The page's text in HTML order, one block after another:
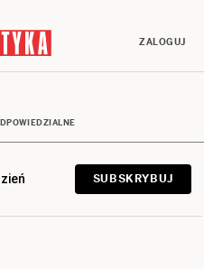
ZALOGUJ
SUBSKRYBUJ